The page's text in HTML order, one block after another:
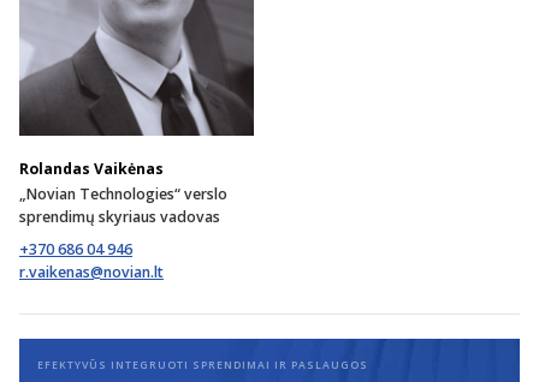
Rolandas Vaikėnas
„Novian Technologies“ verslo
sprendimų skyriaus vadovas
+370 686 04 946
EFEKTYVŪS INTEGRUOTI SPRENDIMAI IR PASLAUGOS